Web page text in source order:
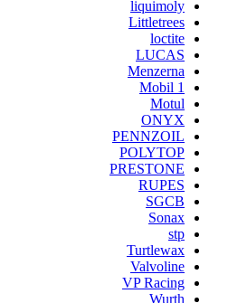
liquimoly
Littletrees
loctite
LUCAS
Menzerna
Mobil 1
Motul
ONYX
PENNZOIL
POLYTOP
PRESTONE
RUPES
SGCB
Sonax
stp
Turtlewax
Valvoline
VP Racing
Wurth